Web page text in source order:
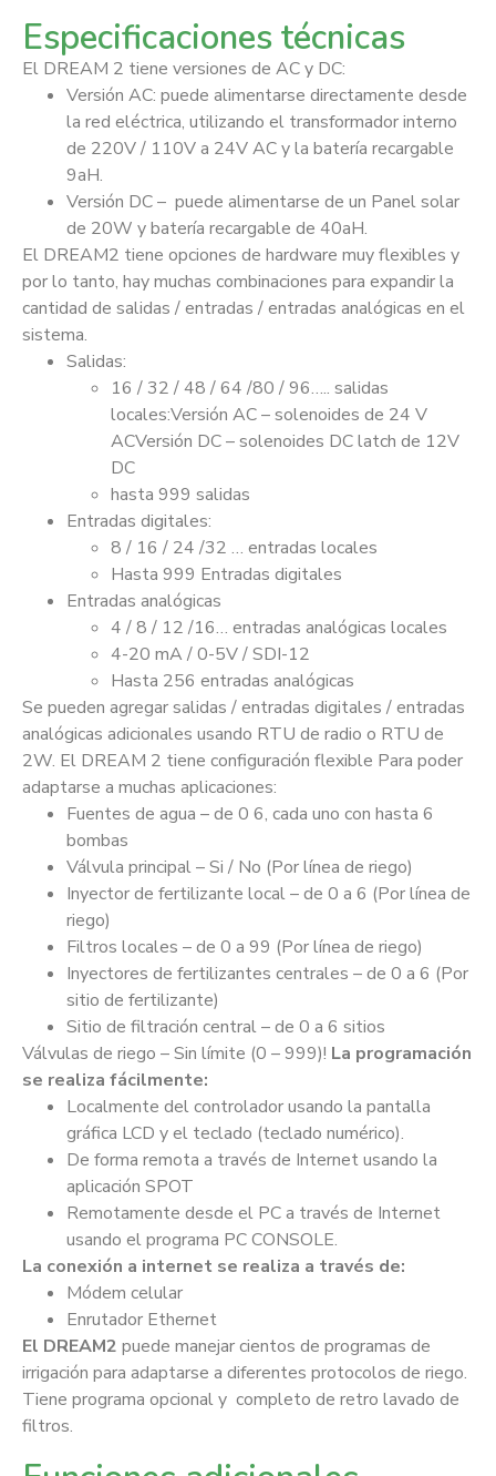
Especificaciones técnicas
El DREAM 2 tiene versiones de AC y DC:
Versión AC: puede alimentarse directamente desde
la red eléctrica, utilizando el transformador interno
de 220V / 110V a 24V AC y la batería recargable
9aH.
Versión DC – puede alimentarse de un Panel solar
de 20W y batería recargable de 40aH.
El DREAM2 tiene opciones de hardware muy flexibles y
por lo tanto, hay muchas combinaciones para expandir la
cantidad de salidas / entradas / entradas analógicas en el
sistema.
Salidas:
16 / 32 / 48 / 64 /80 / 96….. salidas
locales:Versión AC – solenoides de 24 V
ACVersión DC – solenoides DC latch de 12V
DC
hasta 999 salidas
Entradas digitales:
8 / 16 / 24 /32 … entradas locales
Hasta 999 Entradas digitales
Entradas analógicas
4 / 8 / 12 /16… entradas analógicas locales
4-20 mA / 0-5V / SDI-12
Hasta 256 entradas analógicas
Se pueden agregar salidas / entradas digitales / entradas
analógicas adicionales usando RTU de radio o RTU de
2W. El DREAM 2 tiene configuración flexible Para poder
adaptarse a muchas aplicaciones:
Fuentes de agua – de 0 6, cada uno con hasta 6
bombas
Válvula principal – Si / No (Por línea de riego)
Inyector de fertilizante local – de 0 a 6 (Por línea de
riego)
Filtros locales – de 0 a 99 (Por línea de riego)
Inyectores de fertilizantes centrales – de 0 a 6 (Por
sitio de fertilizante)
Sitio de filtración central – de 0 a 6 sitios
Válvulas de riego – Sin límite (0 – 999)! La programación
se realiza fácilmente:
Localmente del controlador usando la pantalla
gráfica LCD y el teclado (teclado numérico).
De forma remota a través de Internet usando la
aplicación SPOT
Remotamente desde el PC a través de Internet
usando el programa PC CONSOLE.
La conexión a internet se realiza a través de:
Módem celular
Enrutador Ethernet
El DREAM2 puede manejar cientos de programas de
irrigación para adaptarse a diferentes protocolos de riego.
Tiene programa opcional y completo de retro lavado de
filtros.